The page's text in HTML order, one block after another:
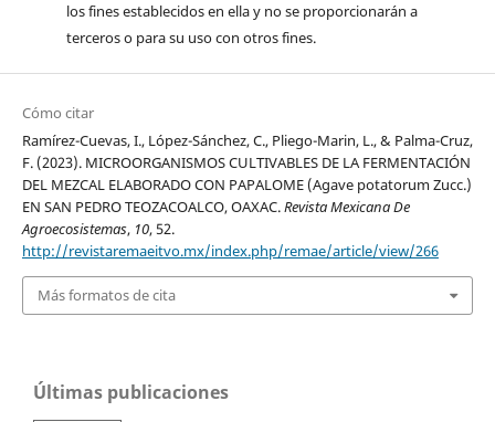
los fines establecidos en ella y no se proporcionarán a
terceros o para su uso con otros fines.
Cómo citar
Ramírez-Cuevas, I., López-Sánchez, C., Pliego-Marin, L., & Palma-Cruz,
F. (2023). MICROORGANISMOS CULTIVABLES DE LA FERMENTACIÓN
DEL MEZCAL ELABORADO CON PAPALOME (Agave potatorum Zucc.)
EN SAN PEDRO TEOZACOALCO, OAXAC.Revista Mexicana De
Agroecosistemas, 10, 52.
http://revistaremaeitvo.mx/index.php/remae/article/view/266
Más formatos de cita
Últimas publicaciones